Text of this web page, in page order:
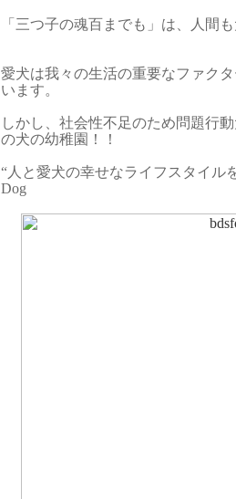
「三つ子の魂百までも」は、人間
愛犬は我々の生活の重要なファク
います。
しかし、社会性不足のため問題行
の犬の幼稚園！！
“人と愛犬の幸せなライフスタイ
Dog